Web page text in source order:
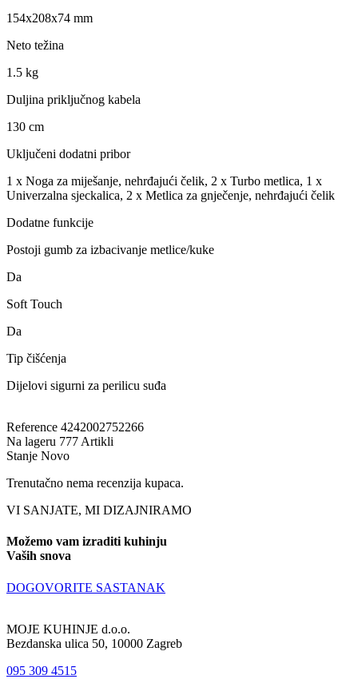
154x208x74 mm
Neto težina
1.5 kg
Duljina priključnog kabela
130 cm
Uključeni dodatni pribor
1 x Noga za miješanje, nehrđajući čelik, 2 x Turbo metlica, 1 x
Univerzalna sjeckalica, 2 x Metlica za gnječenje, nehrđajući čelik
Dodatne funkcije
Postoji gumb za izbacivanje metlice/kuke
Da
Soft Touch
Da
Tip čišćenja
Dijelovi sigurni za perilicu suđa
Reference 4242002752266
Na lageru 777 Artikli
Stanje Novo
Trenutačno nema recenzija kupaca.
VI SANJATE, MI DIZAJNIRAMO
Možemo vam izraditi kuhinju
Vaših snova
DOGOVORITE SASTANAK
MOJE KUHINJE d.o.o.
Bezdanska ulica 50, 10000 Zagreb
095 309 4515